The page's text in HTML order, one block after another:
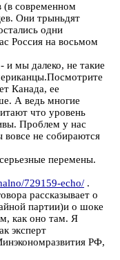
современном
Они трыньдят
одни
Россия на восьмом
и мы далеко, не такие
Канада, ее
А ведь многие
что уровень
Проблем у нас
вовсе не собираются
перемены.
729159-echo/ .
рассказывает о
партии)и о шоке
как оно там. Я
эксперт
РФ,